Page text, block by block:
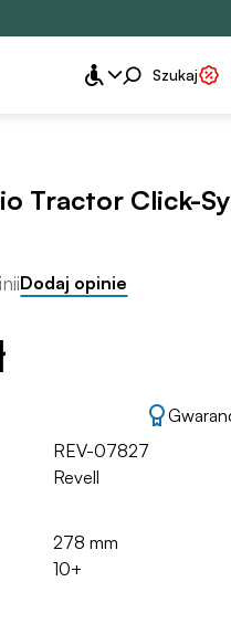
Szukaj
Tractor Click-
Dodaj opinie
REV-07827
Revell
278 mm
10+